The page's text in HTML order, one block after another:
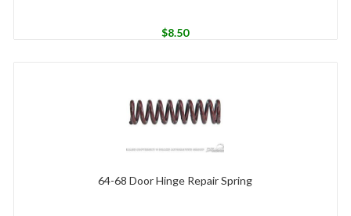
$8.50
64-68 Door Hinge Repair Spring